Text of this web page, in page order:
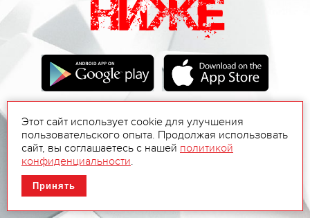
Этот сайт использует cookie для улучшения
пользовательского опыта. Продолжая использовать
сайт, вы соглашаетесь с нашей политикой
конфиденциальности.
Принять